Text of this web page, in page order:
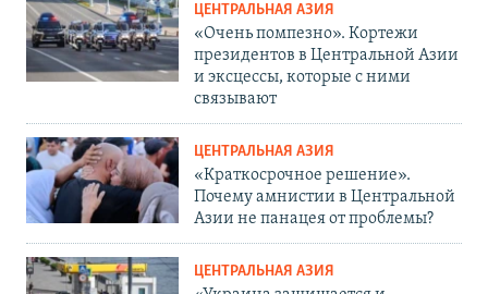
ЦЕНТРАЛЬНАЯ АЗИЯ
«Очень помпезно». Кортежи
президентов в Центральной Азии
и эксцессы, которые с ними
связывают
ЦЕНТРАЛЬНАЯ АЗИЯ
«Краткосрочное решение».
Почему амнистии в Центральной
Азии не панацея от проблемы?
ЦЕНТРАЛЬНАЯ АЗИЯ